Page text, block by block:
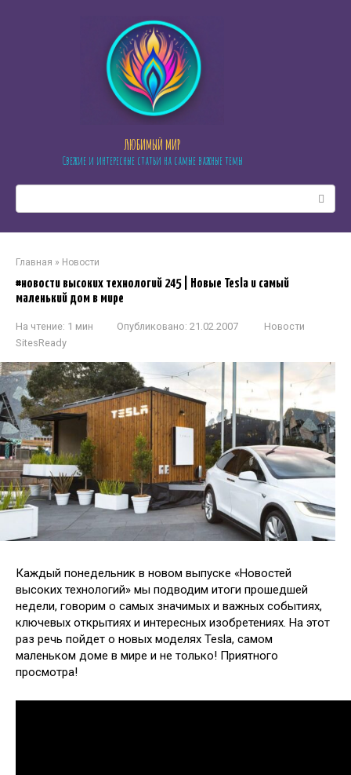
ЛЮБИМЫЙ МИР
Свежие и интересные статьи на самые важные темы
Главная » Новости
#новости высоких технологий 245 | Новые Tesla и самый
маленький дом в мире
На чтение: 1 мин Опубликовано: 21.02.2007
Новости
SitesReady
Каждый понедельник в новом выпуске «Новостей
высоких технологий» мы подводим итоги прошедшей
недели, говорим о самых значимых и важных событиях,
ключевых открытиях и интересных изобретениях. На этот
раз речь пойдет о новых моделях Tesla, самом
маленьком доме в мире и не только! Приятного
просмотра!